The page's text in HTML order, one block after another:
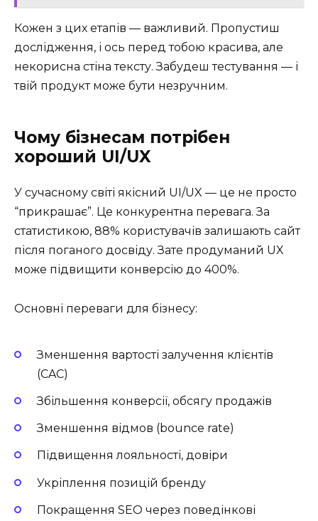
Кожен з цих етапів — важливий. Пропустиш
дослідження, і ось перед тобою красива, але
некорисна стіна тексту. Забудеш тестування — і
твій продукт може бути незручним.
Чому бізнесам потрібен
хороший UI/UX
У сучасному світі якісний UI/UX — це не просто
“прикрашає”. Це конкурентна перевага. За
статистикою, 88% користувачів залишають сайт
після поганого досвіду. Зате продуманий UX
може підвищити конверсію до 400%.
Основні переваги для бізнесу:
Зменшення вартості залучення клієнтів
(CAC)
Збільшення конверсії, обсягу продажів
Зменшення відмов (bounce rate)
Підвищення лояльності, довіри
Укріплення позицій бренду
Покращення SEO через поведінкові